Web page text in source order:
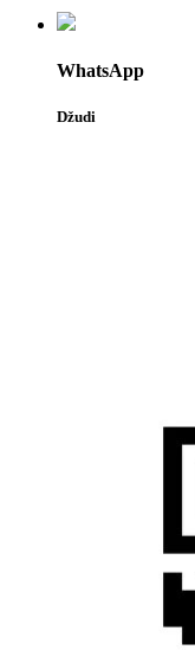
WhatsApp
Džudi